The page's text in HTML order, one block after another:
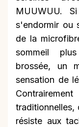
MUUWUU.
s'endormir ou
de la
sommeil
brossée, un
sensation de
résiste aux